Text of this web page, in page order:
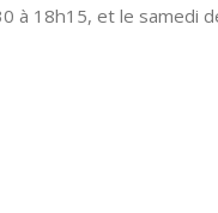
à 18h15, et le samedi